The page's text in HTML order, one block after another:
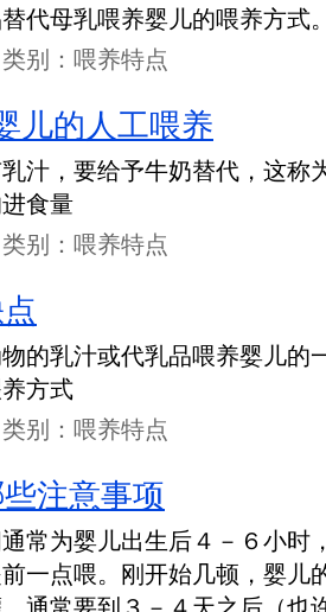
代母乳喂养婴儿的喂养方式
类别：喂养特点
儿的人工喂养
汁，要给予牛奶替代，这称
食量
类别：喂养特点
的乳汁或代乳品喂养婴儿的
方式
类别：喂养特点
注意事项
常为婴儿出生后４－６小时
一点喂。刚开始几顿，婴儿